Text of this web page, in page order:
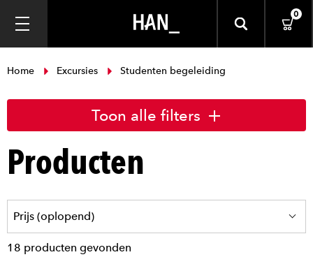
0
Home Excursies Studenten begeleiding
Toon alle filters
Producten
18 producten gevonden